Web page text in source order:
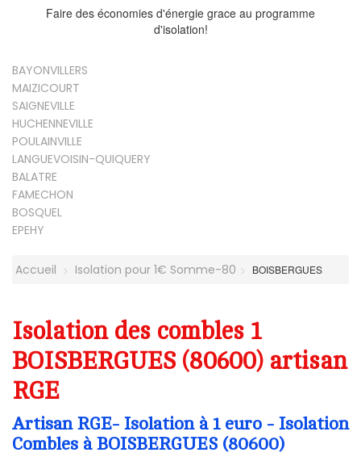
Faire des économies d'énergie grace au programme
d'isolation!
BAYONVILLERS
MAIZICOURT
SAIGNEVILLE
HUCHENNEVILLE
POULAINVILLE
LANGUEVOISIN-QUIQUERY
BALATRE
FAMECHON
BOSQUEL
EPEHY
Accueil Isolation pour 1€ Somme-80 BOISBERGUES
Isolation des combles 1
BOISBERGUES (80600) artisan
RGE
Artisan RGE- Isolation à 1 euro - Isolation
Combles à BOISBERGUES (80600)